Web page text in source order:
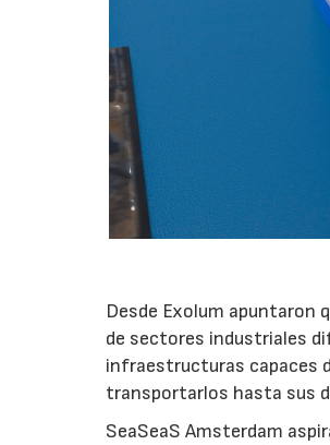
Desde Exolum apuntaron
de sectores industriales
infraestructuras capaces
transportarlos hasta sus
SeaSeaS Amsterdam